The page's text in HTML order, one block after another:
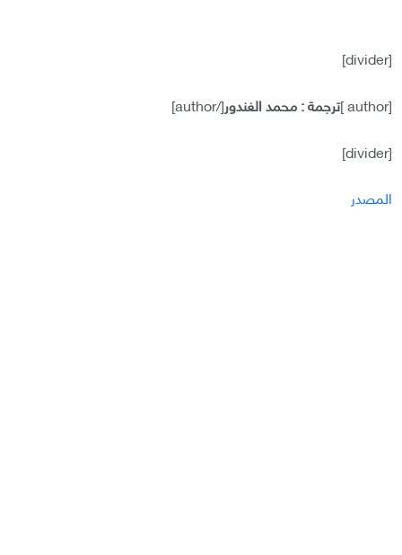
[divider]
[author ]
ترجمة : محمد الغندور[/author]
[divider]
المصدر